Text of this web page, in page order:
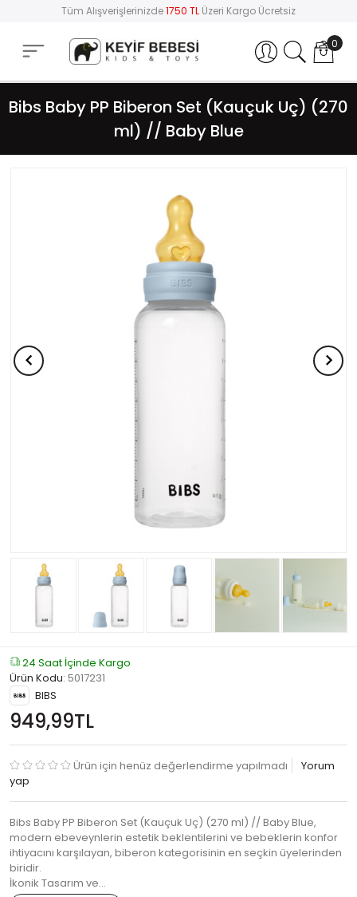
Tüm Alışverişlerinizde1750 TL Üzeri Kargo Ücretsiz
Hesabım 0
Bibs Baby PP Biberon Set (Kauçuk Uç) (270
ml) // Baby Blue
24 Saat İçinde Kargo
Ürün Kodu: 5017231
BIBS
949,99TL
Ürün için henüz değerlendirme yapılmadı
Yorum
yap
Bibs Baby PP Biberon Set (Kauçuk Uç) (270 ml) // Baby Blue,
modern ebeveynlerin estetik beklentilerini ve bebeklerin konfor
ihtiyacını karşılayan, biberon kategorisinin en seçkin üyelerinden
biridir.
İkonik Tasarım ve…